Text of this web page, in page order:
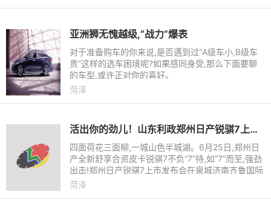
亚洲狮无愧越级,“战力”爆表
对于准备购车的你来说,是否遇到过“A级车小,B级车
贵”这样的选车困境呢?如果感同身受,那么下面要聊
的车型,或许正对你的喜好。
菏泽
活出你的劲儿！山东利政郑州日产锐骐7上市发布会济南站圆满收官
四面荷花三面柳,一城山色半城湖。6月25日,郑州日
产全新舒享合资皮卡锐骐7不负“7”待,如“7”而至,强劲
出击!郑州日产锐骐7上市发布会在泉城济南齐鲁国际
美食广场隆重开幕,30余种车型。在奔赴“有劲儿生
菏泽